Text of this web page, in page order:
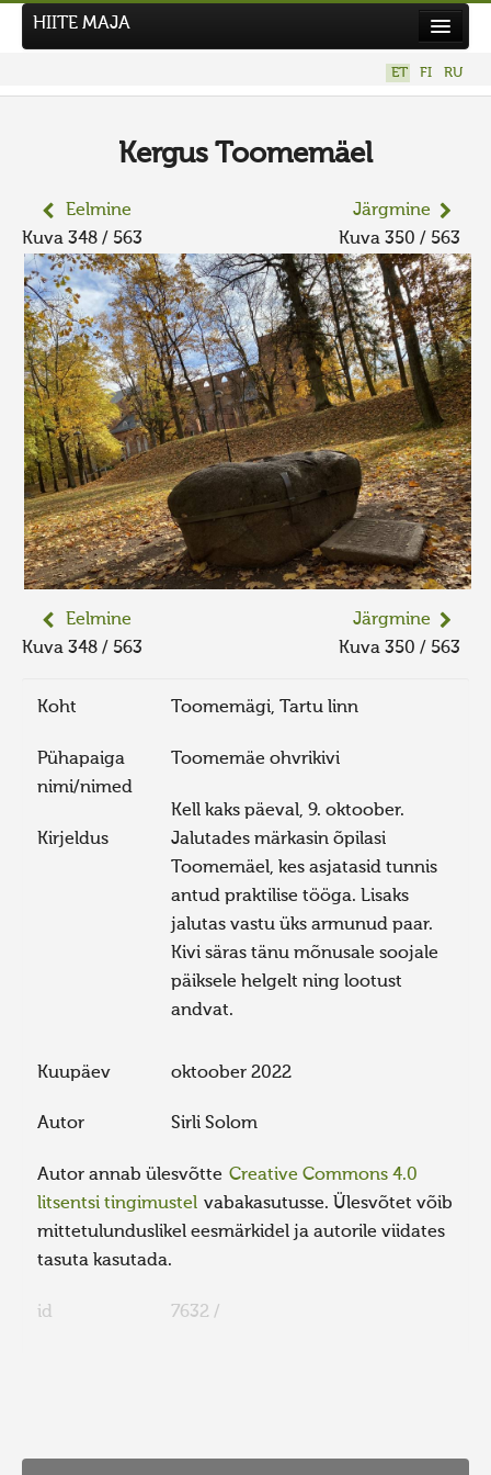
Tegutse
Kuvavõistlused
UUS KUVAVÕISTLUS
Hiite kuvavõistlus 2026
VANEMAD KUVAVÕISTLUSED
Kontakt
HIITE MAJA
ET FI RU
Kergus Toomemäel
Eelmine
Kuva 348 / 563
Järgmine
Kuva 350 / 563
Eelmine
Kuva 348 / 563
Järgmine
Kuva 350 / 563
Koht Toomemägi, Tartu linn
Pühapaiga
nimi/nimed
Toomemäe ohvrikivi
Kirjeldus
Kell kaks päeval, 9. oktoober.
Jalutades märkasin õpilasi
Toomemäel, kes asjatasid tunnis
antud praktilise tööga. Lisaks
jalutas vastu üks armunud paar.
Kivi säras tänu mõnusale soojale
päiksele helgelt ning lootust
andvat.
Kuupäev oktoober 2022
Autor Sirli Solom
Autor annab ülesvõtte Creative Commons 4.0
litsentsi tingimustel vabakasutusse. Ülesvõtet võib
mittetulunduslikel eesmärkidel ja autorile viidates
tasuta kasutada.
id 7632 /